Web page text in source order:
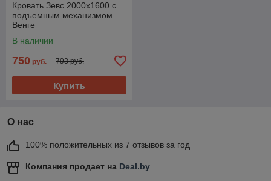
Кровать Зевс 2000х1600 с
подъемным механизмом
Венге
В наличии
750 руб. 793 руб.
Купить
О нас
100% положительных из 7 отзывов за год
Компания продает на Deal.by